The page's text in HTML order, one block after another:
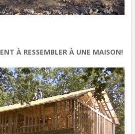
À RESSEMBLER À UNE MAISON!